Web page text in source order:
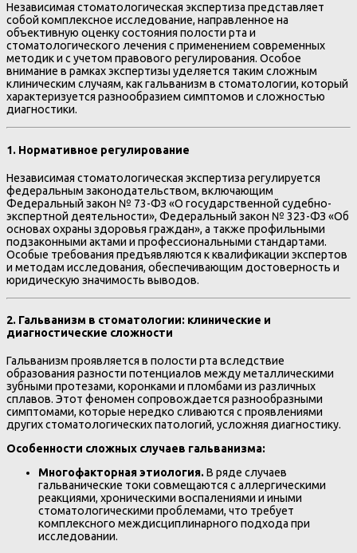
Независимая стоматологическая экспертиза представляет
собой комплексное исследование, направленное на
объективную оценку состояния полости рта и
стоматологического лечения с применением современных
методик и с учетом правового регулирования. Особое
внимание в рамках экспертизы уделяется таким сложным
клиническим случаям, как гальванизм в стоматологии, который
характеризуется разнообразием симптомов и сложностью
диагностики.
1. Нормативное регулирование
Независимая стоматологическая экспертиза регулируется
федеральным законодательством, включающим
Федеральный закон № 73-ФЗ «О государственной судебно-
экспертной деятельности», Федеральный закон № 323-ФЗ «Об
основах охраны здоровья граждан», а также профильными
подзаконными актами и профессиональными стандартами.
Особые требования предъявляются к квалификации экспертов
и методам исследования, обеспечивающим достоверность и
юридическую значимость выводов.
2. Гальванизм в стоматологии: клинические и
диагностические сложности
Гальванизм проявляется в полости рта вследствие
образования разности потенциалов между металлическими
зубными протезами, коронками и пломбами из различных
сплавов. Этот феномен сопровождается разнообразными
симптомами, которые нередко сливаются с проявлениями
других стоматологических патологий, усложняя диагностику.
Особенности сложных случаев гальванизма:
Многофакторная этиология.В ряде случаев
гальванические токи совмещаются с аллергическими
реакциями, хроническими воспалениями и иными
стоматологическими проблемами, что требует
комплексного междисциплинарного подхода при
исследовании.